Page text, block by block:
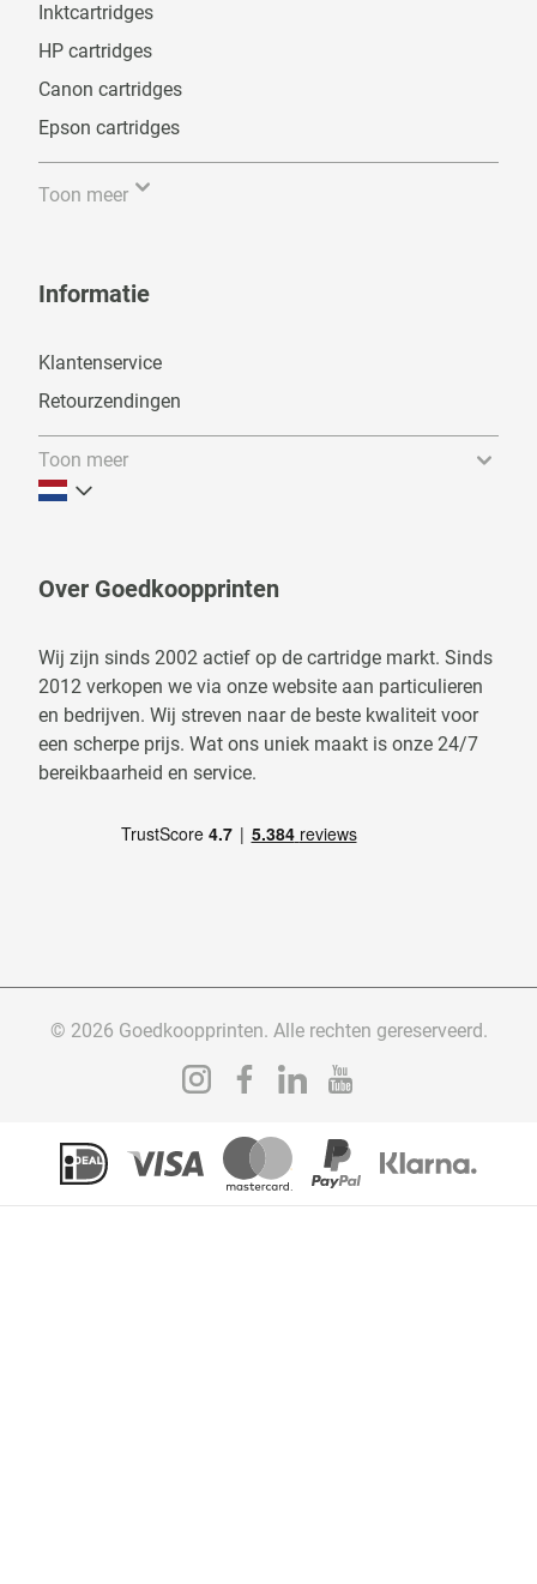
Inktcartridges
HP cartridges
Canon cartridges
Epson cartridges
Toon meer
Informatie
Klantenservice
Retourzendingen
Toon meer
Over Goedkoopprinten
Wij zijn sinds 2002 actief op de cartridge markt. Sinds
2012 verkopen we via onze website aan particulieren
en bedrijven. Wij streven naar de beste kwaliteit voor
een scherpe prijs. Wat ons uniek maakt is onze 24/7
bereikbaarheid en service.
© 2026 Goedkoopprinten. Alle rechten gereserveerd.